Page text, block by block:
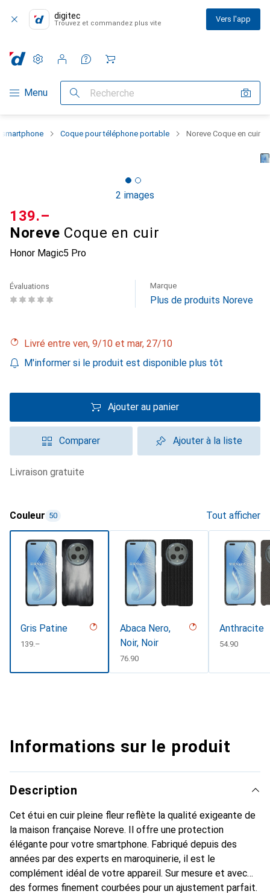
digitec
Trouvez et commandez plus vite Vers l'app
Navigation par catégorie
Menu Recherche
Paramètres
Compte client
Listes de comparaison
Listes d'envies
Panier
Coque pour téléphone portable Noreve Coque en cuir
2 images
Noreve Coque en cuir
Honor Magic5 Pro
CHF
139.–
Évaluations Marque
Plus de produits Noreve
Livré entre ven, 9/10 et mar, 27/10
M'informer si le produit est disponible plus tôt
Ajouter au panier
Comparer Ajouter à la liste
livraison gratuite
Couleur 50 Tout afficher
Gris Patine
CHF
139.–
Abaca Nero,
Noir, Noir
CHF
76.90
Anthracite
CHF
54.90
Informations sur le produit
Description
Cet étui en cuir pleine fleur reflète la qualité exigeante de
la maison française Noreve. Il offre une protection
élégante pour votre smartphone. Fabriqué depuis des
années par des experts en maroquinerie, il est le
complément idéal de votre appareil. Sur mesure et avec
des formes finement courbées pour un ajustement parfait.